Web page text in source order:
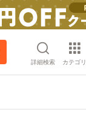
詳細検索 カテゴリ